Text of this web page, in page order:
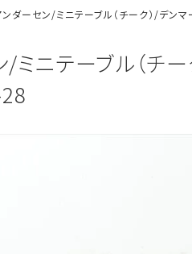
ダーセン/ミニテーブル（チーク）/デン
ニテーブル（チー